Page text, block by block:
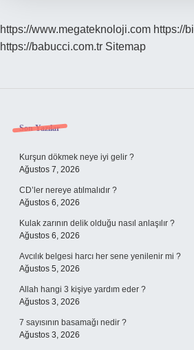
https://www.megateknoloji.com https://
https://babucci.com.tr Sitemap
Sidebar
Son Yazılar
Kurşun dökmek neye iyi gelir ?
Ağustos 7, 2026
CD’ler nereye atılmalıdır ?
Ağustos 6, 2026
Kulak zarının delik olduğu nasıl anlaşılır ?
Ağustos 6, 2026
Avcılık belgesi harcı her sene yenilenir mi ?
Ağustos 5, 2026
Allah hangi 3 kişiye yardım eder ?
Ağustos 3, 2026
7 sayısının basamağı nedir ?
Ağustos 3, 2026